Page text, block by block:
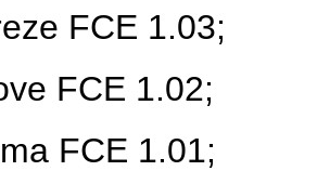
FCE 1.03;
FCE 1.02;
FCE 1.01;